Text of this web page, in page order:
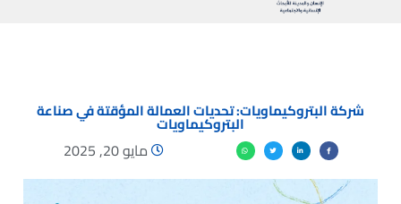
شركة البتروكيماويات: تحديات العمالة المؤقتة في صناعة
البتروكيماويات
مايو 20, 2025